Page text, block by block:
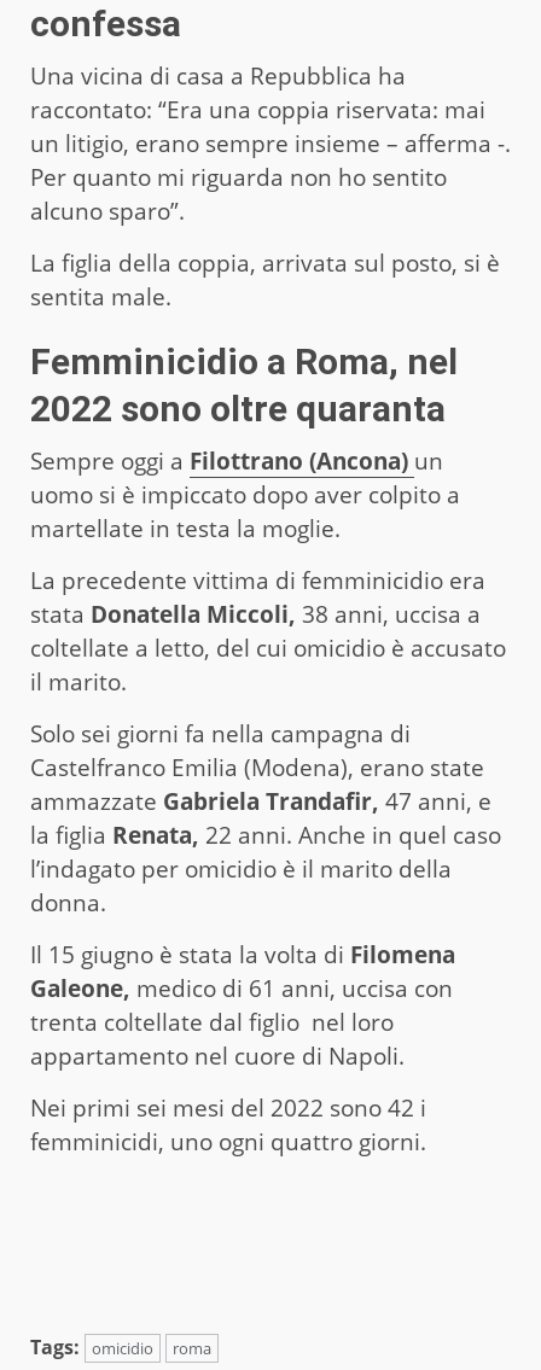
confessa
Una vicina di casa a Repubblica ha
raccontato: “Era una coppia riservata: mai
un litigio, erano sempre insieme – afferma -.
Per quanto mi riguarda non ho sentito
alcuno sparo”.
La figlia della coppia, arrivata sul posto, si è
sentita male.
Femminicidio a Roma, nel
2022 sono oltre quaranta
Sempre oggi a Filottrano (Ancona) un
uomo si è impiccato dopo aver colpito a
martellate in testa la moglie.
La precedente vittima di femminicidio era
stata Donatella Miccoli, 38 anni, uccisa a
coltellate a letto, del cui omicidio è accusato
il marito.
Solo sei giorni fa nella campagna di
Castelfranco Emilia (Modena), erano state
ammazzate Gabriela Trandafir, 47 anni, e
la figlia Renata, 22 anni. Anche in quel caso
l’indagato per omicidio è il marito della
donna.
Il 15 giugno è stata la volta di Filomena
Galeone, medico di 61 anni, uccisa con
trenta coltellate dal figlio nel loro
appartamento nel cuore di Napoli.
Nei primi sei mesi del 2022 sono 42 i
femminicidi, uno ogni quattro giorni.
Tags: omicidio roma